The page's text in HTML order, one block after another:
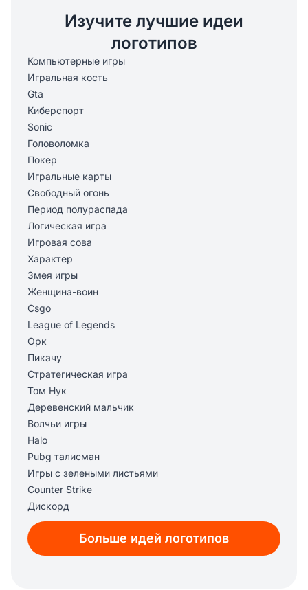
Изучите лучшие идеи
логотипов
Компьютерные игры
Игральная кость
Gta
Киберспорт
Sonic
Головоломка
Покер
Игральные карты
Свободный огонь
Период полураспада
Логическая игра
Игровая сова
Характер
Змея игры
Женщина-воин
Csgo
League of Legends
Орк
Пикачу
Стратегическая игра
Том Нук
Деревенский мальчик
Волчьи игры
Halo
Pubg талисман
Игры с зелеными листьями
Counter Strike
Дискорд
Алмазный меч
Диабло
Темный легион
Больше идей логотипов